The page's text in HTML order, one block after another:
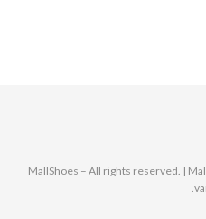
© 2025 MallShoes – All rights